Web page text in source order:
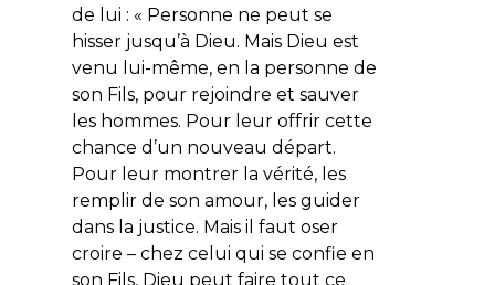
de lui : « Personne ne peut se
hisser jusqu’à Dieu. Mais Dieu est
venu lui-même, en la personne de
son Fils, pour rejoindre et sauver
les hommes. Pour leur offrir cette
chance d’un nouveau départ.
Pour leur montrer la vérité, les
remplir de son amour, les guider
dans la justice. Mais il faut oser
croire – chez celui qui se confie en
son Fils, Dieu peut faire tout ce